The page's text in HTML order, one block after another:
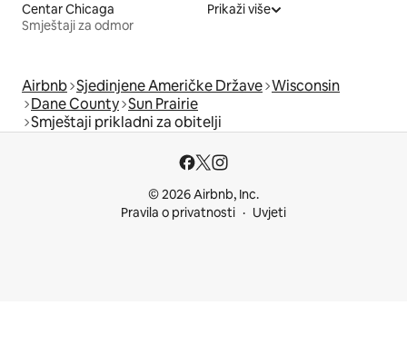
Centar Chicaga
Smještaji za odmor
Prikaži više
Airbnb Sjedinjene Američke Države Wisconsin
Dane County Sun Prairie
Smještaji prikladni za obitelji
© 2026 Airbnb, Inc.
Pravila o privatnosti
Uvjeti